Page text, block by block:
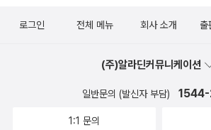
로그인 전체 메뉴 회사 소개 출
(주)알라딘커뮤니케이션
일반문의 (발신자 부담)
1:1 문의